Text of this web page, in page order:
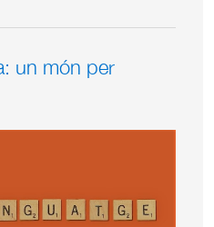
un món per